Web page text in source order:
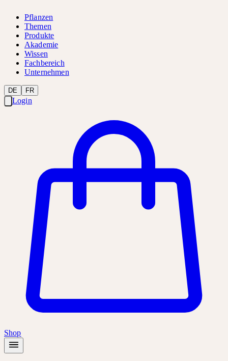
Pflanzen
Themen
Produkte
Akademie
Wissen
Fachbereich
Unternehmen
DE FR
Login
Shop